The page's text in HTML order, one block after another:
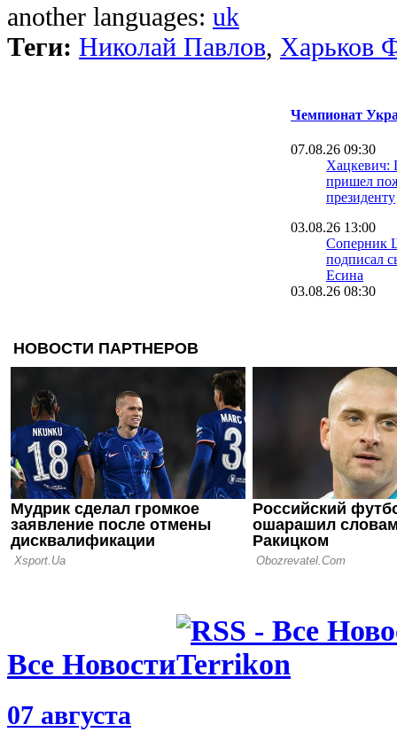
another languages: uk
Теги: Николай Павлов, Харьков
Чемпионат
07.08.26 09:30
Хацкевич:
пришел
президенту
03.08.26 13:00
Соперник
подписал
Есина
03.08.26 08:30
16.07.26 18:11
Сергей
нас в
12.07.26 12:31
Ротань:
слабое
последних
Все Новости
07 августа